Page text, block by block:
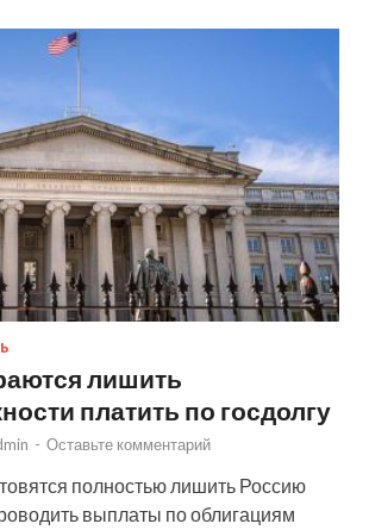
лишить
платить по госдолгу
- Оставьте комментарий
полностью лишить Россию
выплаты по облигациям